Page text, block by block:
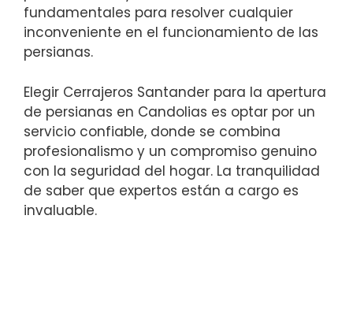
fundamentales para resolver cualquier
inconveniente en el funcionamiento de las
persianas.
Elegir Cerrajeros Santander para la apertura
de persianas en Candolias es optar por un
servicio confiable, donde se combina
profesionalismo y un compromiso genuino
con la seguridad del hogar. La tranquilidad
de saber que expertos están a cargo es
invaluable.